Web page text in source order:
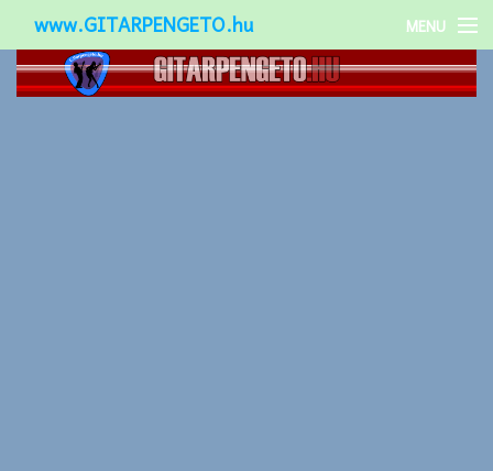
www.GITARPENGETO.hu MENU
Népszerű-